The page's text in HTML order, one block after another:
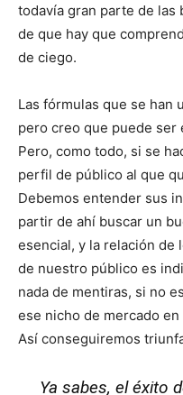
todavía gran parte de las
de que hay que
de ciego.
Las fórmulas que se han
pero creo que puede ser
Pero, como todo, si se
perfil de público al que
Debemos entender sus
partir de ahí buscar un
esencial, y la relación de
de nuestro público es
nada de mentiras, si no
ese nicho de mercado
Así conseguiremos
Ya sabes, el éxito